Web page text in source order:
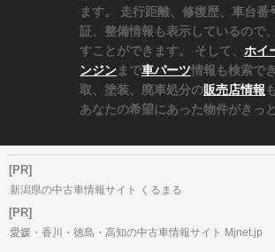
ます。 走行距離、修復歴、車台番
証、整備情報も表示しているので
すことができます。 そして、 ホイ
ンジンまで車パーツ情報も検索で
取、塗装、廃車処分の販売店情報
あなたの希望にあった物件がきっ
[PR]
新潟県の中古車情報サイト くるまる
[PR]
愛媛・香川・徳島・高知の中古車情報サイト Mjnet.jp